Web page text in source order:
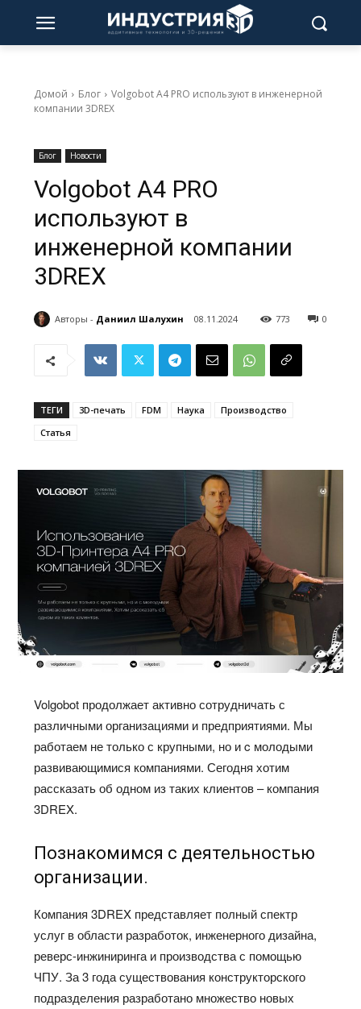
Домой Блог
Volgobot A4 PRO используют в инженерной
компании 3DREX
Блог Новости
Volgobot A4 PRO
используют в
инженерной компании
3DREX
Авторы - Даниил Шалухин 08.11.2024 0
773
ТЕГИ 3D-печать FDM Наука
Производство
Статья
Volgobot продолжает активно сотрудничать с
различными организациями и предприятиями. Мы
работаем не только с крупными, но и c молодыми
развивающимися компаниями. Сегодня хотим
рассказать об одном из таких клиентов – компания
3DREX.
Познакомимся с деятельностью
организации.
Компания 3DREX представляет полный спектр
услуг в области разработок, инженерного дизайна,
реверс-инжиниринга и производства с помощью
ЧПУ. За 3 года существования конструкторского
подразделения разработано множество новых